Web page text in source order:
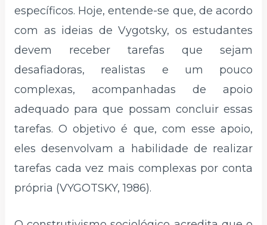
específicos. Hoje, entende-se que, de acordo
com as ideias de Vygotsky, os estudantes
devem receber tarefas que sejam
desafiadoras, realistas e um pouco
complexas, acompanhadas de apoio
adequado para que possam concluir essas
tarefas. O objetivo é que, com esse apoio,
eles desenvolvam a habilidade de realizar
tarefas cada vez mais complexas por conta
própria (VYGOTSKY, 1986).